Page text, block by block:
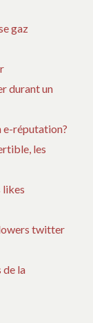
gaz
durant un
e-réputation?
les
likes
twitter
de la